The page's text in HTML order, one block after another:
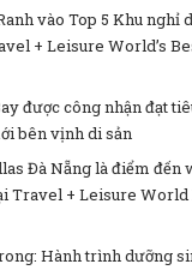
vào Top 5 Khu nghỉ
+ Leisure World’s
được công nhận đạt
bên vịnh di sản
Đà Nẵng là điểm đến
Travel + Leisure
Hành trình dưỡng